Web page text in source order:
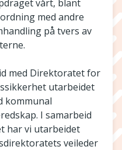
vårt, blant
med andre
på tvers av
med Direktoratet for
utarbeidet
kommunal
I samarbeid
har vi utarbeidet
veileder